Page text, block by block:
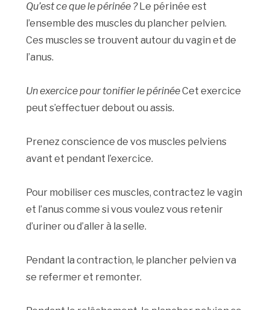
Qu’est ce que le périnée ?Le périnée est
l’ensemble des muscles du plancher pelvien.
Ces muscles se trouvent autour du vagin et de
l’anus.
Un exercice pour tonifier le périnéeCet exercice
peut s’effectuer debout ou assis.
Prenez conscience de vos muscles pelviens
avant et pendant l’exercice.
Pour mobiliser ces muscles, contractez le vagin
et l’anus comme si vous voulez vous retenir
d’uriner ou d’aller à la selle.
Pendant la contraction, le plancher pelvien va
se refermer et remonter.